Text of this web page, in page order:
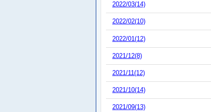
2022/03(14)
2022/02(10)
2022/01(12)
2021/12(8)
2021/11(12)
2021/10(14)
2021/09(13)